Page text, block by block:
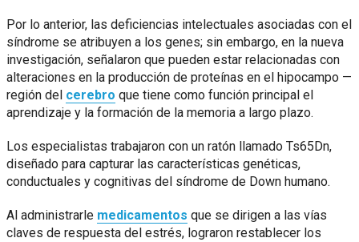
Por lo anterior, las deficiencias intelectuales asociadas con el
síndrome se atribuyen a los genes; sin embargo, en la nueva
investigación, señalaron que pueden estar relacionadas con
alteraciones en la producción de proteínas en el hipocampo —
región del cerebro que tiene como función principal el
aprendizaje y la formación de la memoria a largo plazo.
Los especialistas trabajaron con un ratón llamado Ts65Dn,
diseñado para capturar las características genéticas,
conductuales y cognitivas del síndrome de Down humano.
Al administrarle medicamentos que se dirigen a las vías
claves de respuesta del estrés, lograron restablecer los